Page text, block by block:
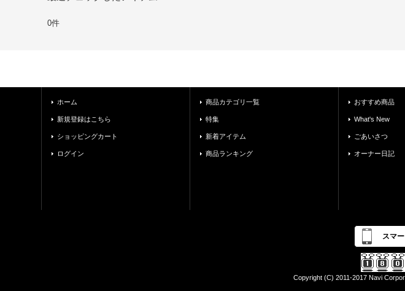
0件
ホーム
新規登録はこちら
ショッピングカート
ログイン
商品カテゴリ一覧
特集
新着アイテム
商品ランキング
おすすめ商品
What's New
ごあいさつ
オーナー日記
スマ
Copyright (C) 2011-2017 Navi